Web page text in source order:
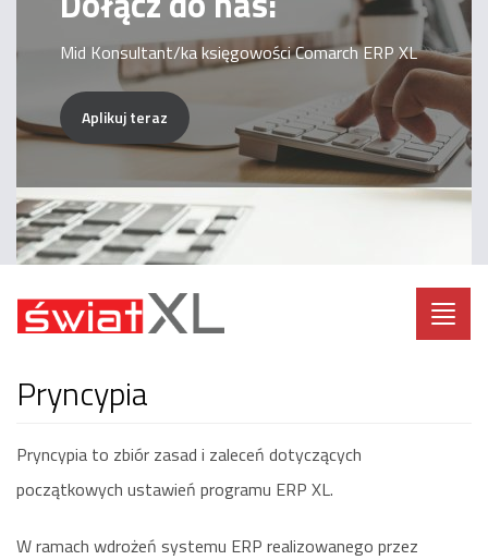
Mid Konsultant/ka księgowości Comarch ERP XL
Aplikuj teraz
pryncypia
Pryncypia to zbiór zasad i zaleceń dotyczących
początkowych ustawień programu ERP XL.
W ramach wdrożeń systemu ERP realizowanego przez